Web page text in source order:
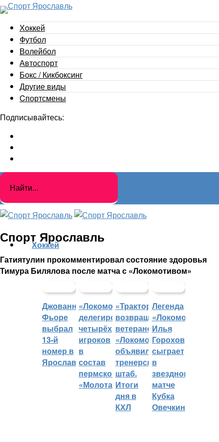
Хоккей
Футбол
Волейбол
Автоспорт
Бокс / Кикбоксинг
Другие виды
Cпортсмены
Подписывайтесь:
Спорт Ярославль
Гатиятулин прокомментировал состояние здоровья
Тимура Билялова после матча с «Локомотивом»
Хоккей
Джованни
Фьоре
выбрал
13-й
номер в
Ярославле
«Локомотив»
делегировал
четырёх
игроков
в
состав
пермского
«Молота»
«Трактор»
возвращает
ветеранов,
«Локомотив»
объявил
тренерский
штаб.
Итоги
дня в
КХЛ
Легенда
«Локомотива»
Илья
Горохов
сыграет
в
звездном
матче
Кубка
Овечкина